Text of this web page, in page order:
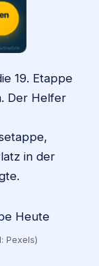
19. Etappe
Der Helfer
in der
Pexels)